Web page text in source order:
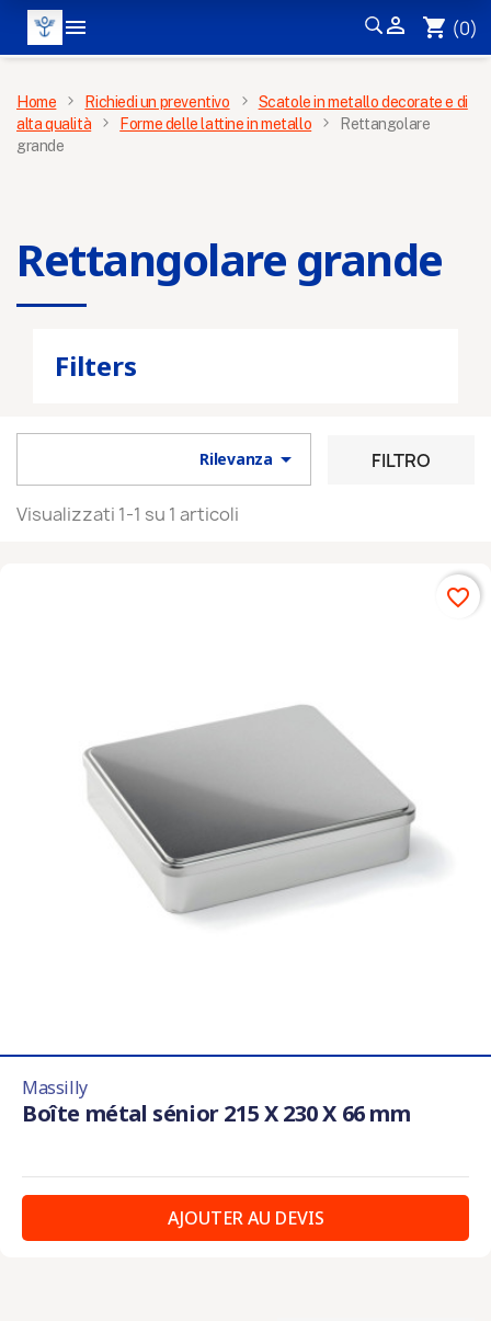
  shopping_cart (0)
MENÙ
Home Richiedi un preventivo
Scatole in metallo decorate e di
alta qualità
Forme delle lattine in metallo
Rettangolare
grande
Rettangolare grande
Filters
Rilevanza  FILTRO
Visualizzati 1-1 su 1 articoli
Massilly
Boîte métal sénior 215 X 230 X 66 mm
AJOUTER AU DEVIS
favorite_border